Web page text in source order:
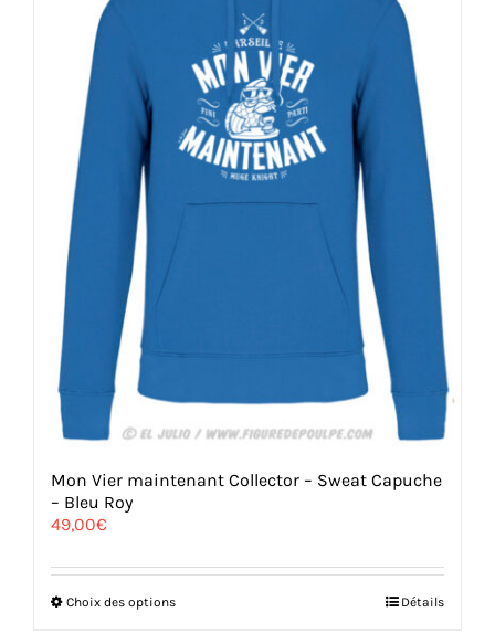
choisies
page
produit
Mon Vier maintenant Collector – Sweat Capuche
– Bleu Roy
49,00€
Choix des optionsCe
Détails